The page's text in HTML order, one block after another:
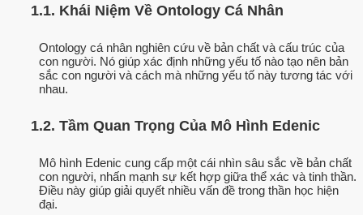
1.1. Khái Niệm Về Ontology Cá Nhân
Ontology cá nhân nghiên cứu về bản chất và cấu trúc của
con người. Nó giúp xác định những yếu tố nào tạo nên bản
sắc con người và cách mà những yếu tố này tương tác với
nhau.
1.2. Tầm Quan Trọng Của Mô Hình Edenic
Mô hình Edenic cung cấp một cái nhìn sâu sắc về bản chất
con người, nhấn mạnh sự kết hợp giữa thể xác và tinh thần.
Điều này giúp giải quyết nhiều vấn đề trong thần học hiện
đại.